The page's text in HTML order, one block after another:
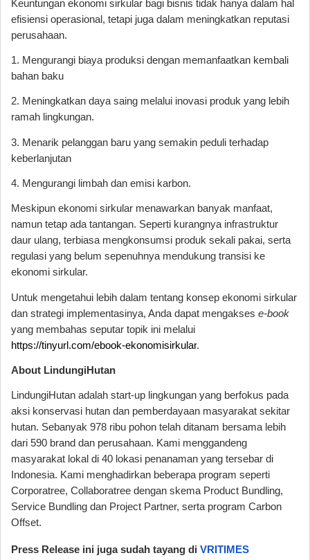
Keuntungan ekonomi sirkular bagi bisnis tidak hanya dalam hal
efisiensi operasional, tetapi juga dalam meningkatkan reputasi
perusahaan.
1. Mengurangi biaya produksi dengan memanfaatkan kembali
bahan baku
2. Meningkatkan daya saing melalui inovasi produk yang lebih
ramah lingkungan.
3. Menarik pelanggan baru yang semakin peduli terhadap
keberlanjutan
4. Mengurangi limbah dan emisi karbon.
Meskipun ekonomi sirkular menawarkan banyak manfaat,
namun tetap ada tantangan. Seperti kurangnya infrastruktur
daur ulang, terbiasa mengkonsumsi produk sekali pakai, serta
regulasi yang belum sepenuhnya mendukung transisi ke
ekonomi sirkular.
Untuk mengetahui lebih dalam tentang konsep ekonomi sirkular
dan strategi implementasinya, Anda dapat mengakses e-book
yang membahas seputar topik ini melalui
https://tinyurl.com/ebook-ekonomisirkular.
About LindungiHutan
LindungiHutan adalah start-up lingkungan yang berfokus pada
aksi konservasi hutan dan pemberdayaan masyarakat sekitar
hutan. Sebanyak 978 ribu pohon telah ditanam bersama lebih
dari 590 brand dan perusahaan. Kami menggandeng
masyarakat lokal di 40 lokasi penanaman yang tersebar di
Indonesia. Kami menghadirkan beberapa program seperti
Corporatree, Collaboratree dengan skema Product Bundling,
Service Bundling dan Project Partner, serta program Carbon
Offset.
Press Release ini juga sudah tayang di VRITIMES